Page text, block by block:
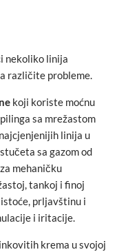
nekoliko linija
različite probleme.
koji koriste moćnu
sa mrežastom
linija u
sa gazom od
mehaničku
tankoj i finoj
prljavštinu i
i iritacije.
krema u svojoj